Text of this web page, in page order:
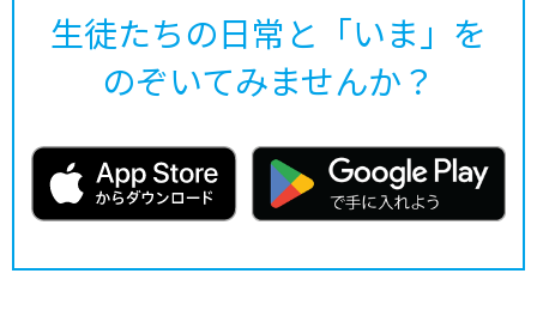
生徒たちの日常と「いま」を
のぞいてみませんか？